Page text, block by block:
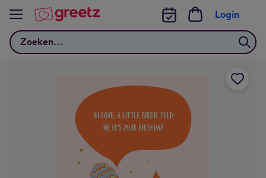
Bekijk meer
Zoeken
Login